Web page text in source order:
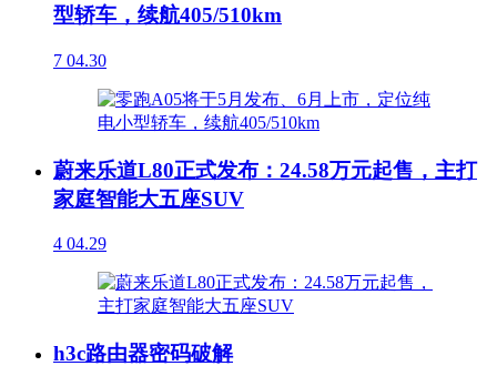
型轿车，续航405/510km
7 04.30
蔚来乐道L80正式发布：24.58万元起售，主打
家庭智能大五座SUV
4 04.29
h3c路由器密码破解